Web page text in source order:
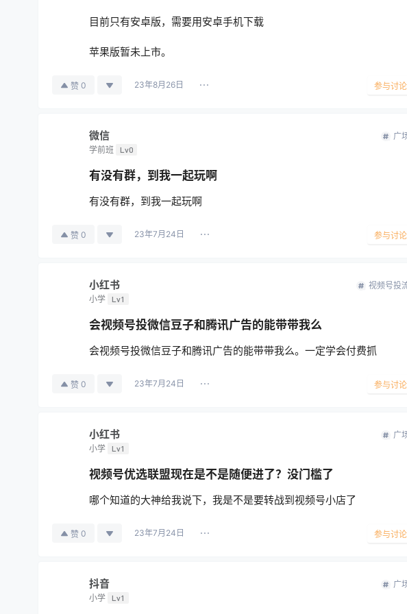
目前只有安卓版，需要用安卓手机下载
苹果版暂未上市。
赞 0 23年8月26日 参与讨论
微信
学前班 Lv0
广
有没有群，到我一起玩啊
有没有群，到我一起玩啊
赞 0 23年7月24日 参与讨论
小红书
小学 Lv1
视频号投
会视频号投微信豆子和腾讯广告的能带带我么
会视频号投微信豆子和腾讯广告的能带带我么。一定学会付费抓
赞 0 23年7月24日 参与讨论
小红书
小学 Lv1
广
视频号优选联盟现在是不是随便进了？没门槛了
哪个知道的大神给我说下，我是不是要转战到视频号小店了
赞 0 23年7月24日 参与讨论
抖音
小学 Lv1
广